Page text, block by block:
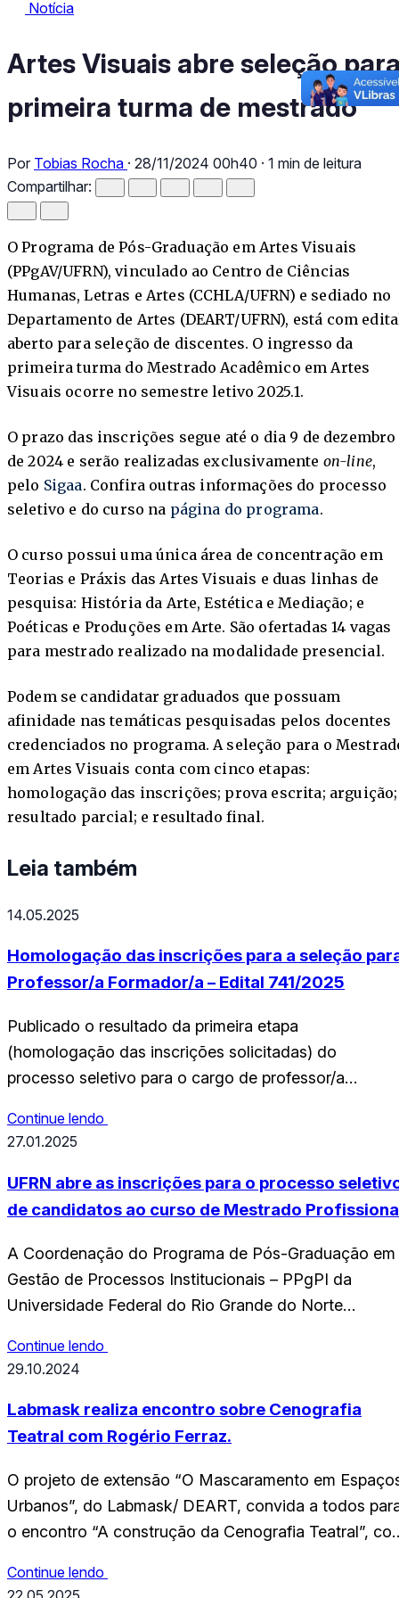
Notícia
Artes Visuais abre seleção
primeira turma de mestrado
Por Tobias Rocha · 28/11/2024 00h40 · 1 min de leitura
Compartilhar:
O Programa de Pós-Graduação em Artes Visuais
(PPgAV/UFRN), vinculado ao Centro de Ciências
Humanas, Letras e Artes (CCHLA/UFRN) e sediado no
Departamento de Artes (DEART/UFRN), está com
aberto para seleção de discentes. O ingresso da
primeira turma do Mestrado Acadêmico em Artes
Visuais ocorre no semestre letivo 2025.1.
O prazo das inscrições segue até o dia 9 de dezembro
de 2024 e serão realizadas exclusivamente on-line,
pelo Sigaa. Confira outras informações do processo
seletivo e do curso na página do programa.
O curso possui uma única área de concentração em
Teorias e Práxis das Artes Visuais e duas linhas de
pesquisa: História da Arte, Estética e Mediação; e
Poéticas e Produções em Arte. São ofertadas 14 vagas
para mestrado realizado na modalidade presencial.
Podem se candidatar graduados que possuam
afinidade nas temáticas pesquisadas pelos docentes
credenciados no programa. A seleção para o
em Artes Visuais conta com cinco etapas:
homologação das inscrições; prova escrita; arguição;
resultado parcial; e resultado final.
Leia também
14.05.2025
Homologação das inscrições para a seleção
Professor/a Formador/a – Edital 741/2025
Publicado o resultado da primeira etapa
(homologação das inscrições solicitadas) do
processo seletivo para o cargo de professor/a
AQUI: RESULTADO_1A_ETAPA (1)
Continue lendo
27.01.2025
UFRN abre as inscrições para o processo
de candidatos ao curso de Mestrado
A Coordenação do Programa de Pós-Graduação em
Gestão de Processos Institucionais – PPgPI da
Universidade Federal do Rio Grande do Norte
estatutárias com base nas disposições regimentais
Ensino, Pesquisa e Extensão, e respeitando as
normas vigentes, torna…
Continue lendo
29.10.2024
Labmask realiza encontro sobre Cenografia
Teatral com Rogério Ferraz.
O projeto de extensão “O Mascaramento em
Urbanos”, do Labmask/ DEART, convida a todos
o encontro “A construção da Cenografia Teatral”,
atividade consiste em uma conversa com o ator,
Continue lendo